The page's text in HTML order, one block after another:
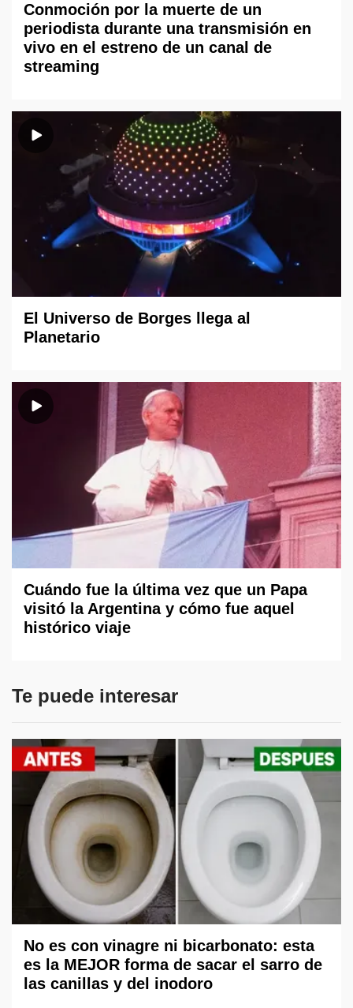
Conmoción por la muerte de un
periodista durante una transmisión en
vivo en el estreno de un canal de
streaming
El Universo de Borges llega al
Planetario
Cuándo fue la última vez que un Papa
visitó la Argentina y cómo fue aquel
histórico viaje
Te puede interesar
No es con vinagre ni bicarbonato: esta
es la MEJOR forma de sacar el sarro de
las canillas y del inodoro